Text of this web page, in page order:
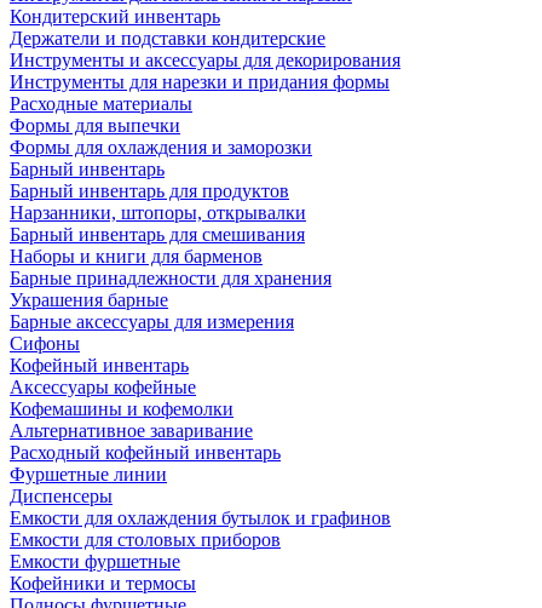
Кондитерский инвентарь
Держатели и подставки кондитерские
Инструменты и аксессуары для декорирования
Инструменты для нарезки и придания формы
Расходные материалы
Формы для выпечки
Формы для охлаждения и заморозки
Барный инвентарь
Барный инвентарь для продуктов
Нарзанники, штопоры, открывалки
Барный инвентарь для смешивания
Наборы и книги для барменов
Барные принадлежности для хранения
Украшения барные
Барные аксессуары для измерения
Сифоны
Кофейный инвентарь
Аксессуары кофейные
Кофемашины и кофемолки
Альтернативное заваривание
Расходный кофейный инвентарь
Фуршетные линии
Диспенсеры
Емкости для охлаждения бутылок и графинов
Емкости для столовых приборов
Емкости фуршетные
Кофейники и термосы